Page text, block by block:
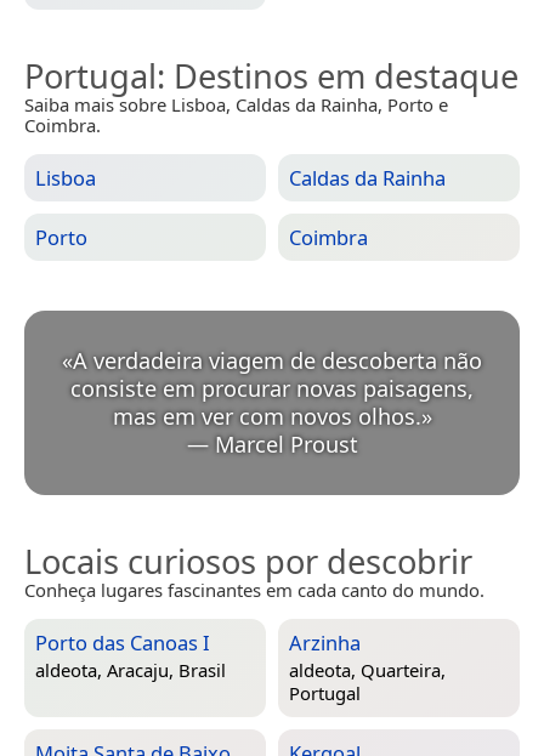
Portugal: Destinos em destaque
Saiba mais sobre Lisboa, Caldas da Rainha, Porto e
Coimbra.
Lisboa Caldas da Rainha
Porto Coimbra
«A verdadeira viagem de descoberta não
consiste em procurar novas paisagens,
mas em ver com novos olhos. »
— Marcel Proust
Locais curiosos por descobrir
Conheça lugares fascinantes em cada canto do mundo.
Porto das Canoas I
aldeota, Aracaju, Brasil
Arzinha
aldeota, Quarteira,
Portugal